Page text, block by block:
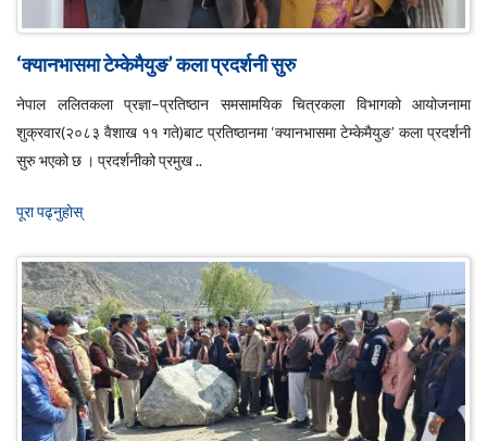
‘क्यानभासमा टेम्केमैयुङ’ कला प्रदर्शनी सुरु
नेपाल ललितकला प्रज्ञा–प्रतिष्ठान समसामयिक चित्रकला विभागको आयोजनामा
शुक्रवार(२०८३ वैशाख ११ गते)बाट प्रतिष्ठानमा ‘क्यानभासमा टेम्केमैयुङ’ कला प्रदर्शनी
सुरु भएको छ । प्रदर्शनीको प्रमुख ..
पूरा पढ्नुहाेस्